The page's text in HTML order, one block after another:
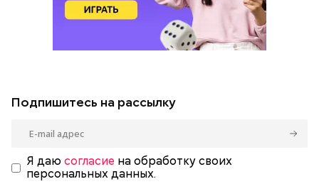
Подпишитесь на рассылку
Я даю согласие на обработку своих
персональных данных.